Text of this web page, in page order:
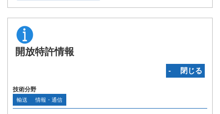
開放特許情報
‐ 閉じる
技術分野
輸送 情報・通信